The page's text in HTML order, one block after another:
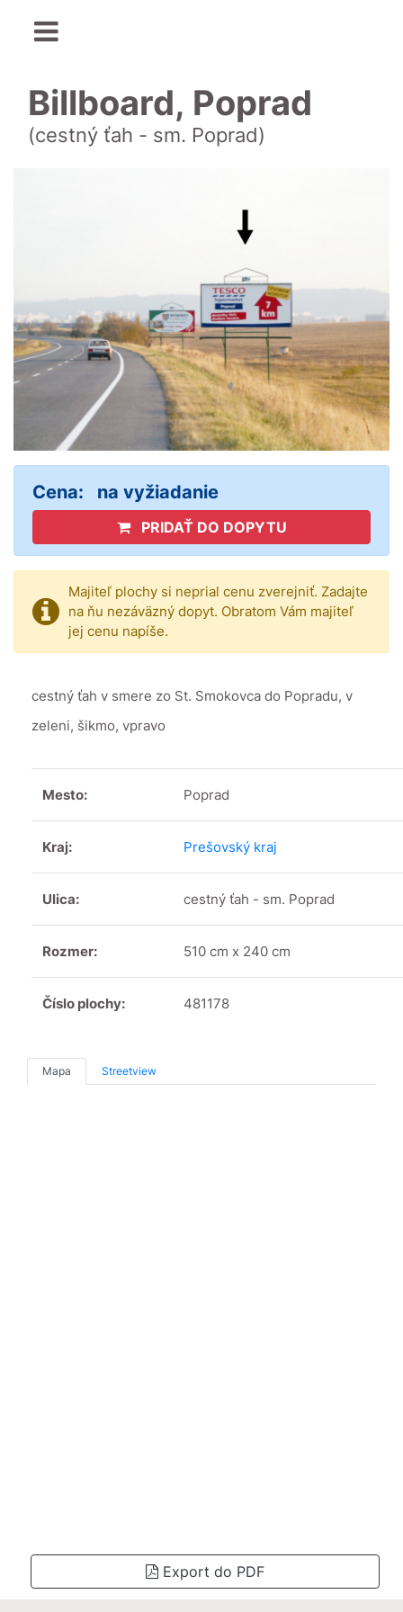
Billboard, Poprad
(cestný ťah - sm. Poprad)
Cena: na vyžiadanie
PRIDAŤ DO DOPYTU
Majiteľ plochy si neprial cenu zverejniť. Zadajte
na ňu nezáväzný dopyt. Obratom Vám majiteľ
jej cenu napíše.
cestný ťah v smere zo St. Smokovca do Popradu, v
zeleni, šikmo, vpravo
Mesto: Poprad
Kraj: Prešovský kraj
Ulica: cestný ťah - sm. Poprad
Rozmer: 510 cm x 240 cm
Číslo plochy: 481178
Mapa Streetview
Export do PDF